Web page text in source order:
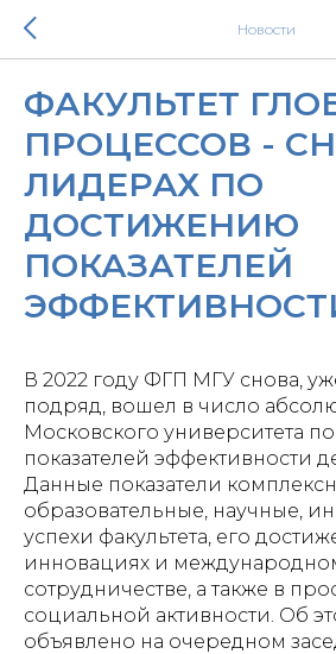
Новости
ФАКУЛЬТЕТ
ПРОЦЕССОВ -
ЛИДЕРАХ ПО
ДОСТИЖЕНИЮ
ПОКАЗАТЕЛЕЙ
В 2022 году ФГП МГУ снова,
подряд, вошел в число
Московского университета
показателей эффективности
Данные показатели
образовательные, научные,
успехи факультета, его
инновациях и
сотрудничестве, а также в
социальной активности. Об
объявлено на очередном